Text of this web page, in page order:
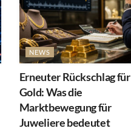
NEWS
Erneuter Rückschlag für
Gold: Was die
Marktbewegung für
Juweliere bedeutet